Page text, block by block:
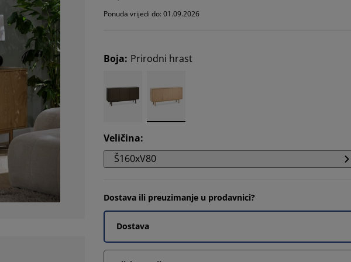
Ponuda vrijedi do: 01.09.2026
Boja: Prirodni hrast
Veličina:
Š160xV80
Dostava ili preuzimanje u prodavnici?
Dostava
4.464285714285714%
6.25%
3.571428571428571%